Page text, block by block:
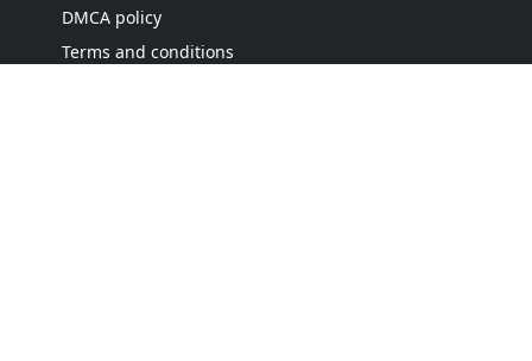
DMCA policy
Terms and conditions